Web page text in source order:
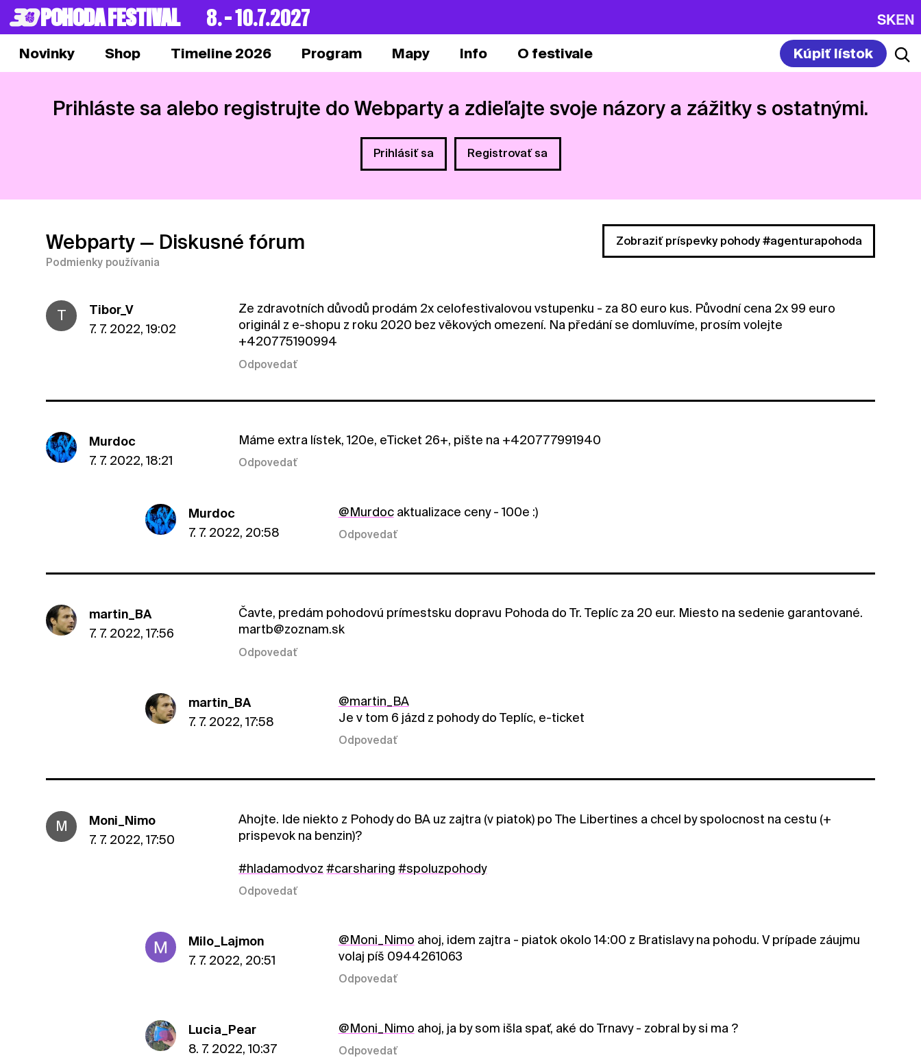
POHODA FESTIVAL 8. – 10.7.2027 SKEN
Novinky Shop Timeline 2026 Program Mapy Info O festivale Kúpiť lístok
Prihláste sa alebo registrujte do Webparty a zdieľajte svoje názory a zážitky s ostatnými.
Prihlásiť sa Registrovať sa
Webparty — Diskusné fórum
Podmienky používania
Zobraziť príspevky pohody #agenturapohoda
T
Tibor_V
7. 7. 2022, 19:02
Ze zdravotních důvodů prodám 2x celofestivalovou vstupenku - za 80 euro kus. Původní cena 2x 99 euro
originál z e-shopu z roku 2020 bez věkových omezení. Na předání se domluvíme, prosím volejte
+420775190994
Odpovedať
Murdoc
7. 7. 2022, 18:21
Máme extra lístek, 120e, eTicket 26+, pište na +420777991940
Odpovedať
Murdoc
7. 7. 2022, 20:58
@Murdocaktualizace ceny - 100e :)
Odpovedať
martin_BA
7. 7. 2022, 17:56
Čavte, predám pohodovú prímestsku dopravu Pohoda do Tr. Teplíc za 20 eur. Miesto na sedenie garantované.
martb@zoznam.sk
Odpovedať
martin_BA
7. 7. 2022, 17:58
@martin_BA
Je v tom 6 jázd z pohody do Teplíc, e-ticket
Odpovedať
M
Moni_Nimo
7. 7. 2022, 17:50
Ahojte. Ide niekto z Pohody do BA uz zajtra (v piatok) po The Libertines a chcel by spolocnost na cestu (+
prispevok na benzin)?
#hladamodvoz #carsharing #spoluzpohody
Odpovedať
Milo_Lajmon
7. 7. 2022, 20:51
@Moni_Nimo ahoj, idem zajtra - piatok okolo 14:00 z Bratislavy na pohodu. V prípade záujmu
volaj píš 0944261063
Odpovedať
Lucia_Pear
8. 7. 2022, 10:37
@Moni_Nimo ahoj, ja by som išla spať, aké do Trnavy - zobral by si ma ?
Odpovedať